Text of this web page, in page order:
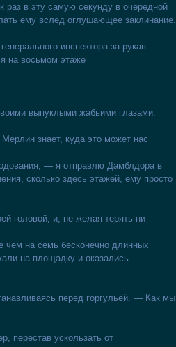
раз в эту самую секунду в очередной
ему вслед оглушающее заклинание.
инспектора за рукав
на восьмом этаже
выпуклыми жабьими глазами.
знает, куда это может нас
— я отправлю Дамблдора в
сколько здесь этажей, ему просто
головой, и, не желая терять ни
чем на семь бесконечно длинных
на площадку и оказались...
перед горгульей. — Как мы
перестав ускользать от